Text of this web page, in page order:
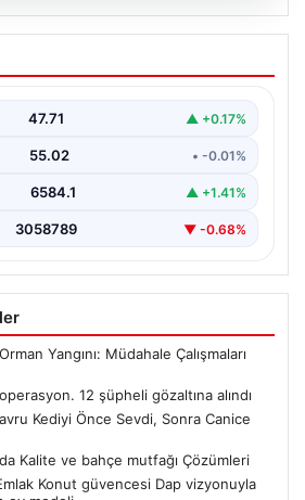
operasyon. 12
alındı
47.71 ▲ +0.17%
55.02 • -0.01%
6584.1 ▲ +1.41%
3058789 ▼ -0.68%
Yangını: Müdahale Çalışmaları
12 şüpheli gözaltına alındı
Kediyi Önce Sevdi, Sonra Canice
Kalite ve bahçe mutfağı Çözümleri
Konut güvencesi Dap vizyonuyla